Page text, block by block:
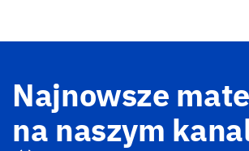
Najnowsze
na naszym